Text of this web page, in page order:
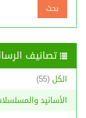
تصانيف
الكل(55)
الأسانيد